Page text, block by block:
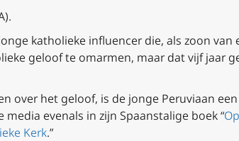
katholieke influencer die, als zoon
geloof te omarmen, maar dat vijf jaar
over het geloof, is de jonge Peruviaan
evenals in zijn Spaanstalige boek “
Kerk.”